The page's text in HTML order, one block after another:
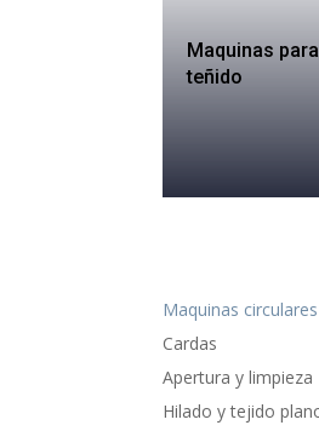
Maquinas para
teñido
Maquinas circulares
Cardas
Apertura y limpieza
Hilado y tejido